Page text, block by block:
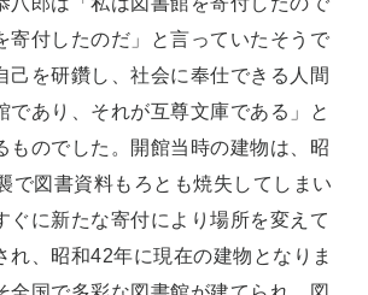
寄付したのだ」と言っていたそうで
己を研鑽し、社会に奉仕できる人間
であり、それが互尊文庫である」と
ものでした。開館当時の建物は、昭
で図書資料もろとも焼失してしまい
ぐに新たな寄付により場所を変えて
れ、昭和42年に現在の建物となりま